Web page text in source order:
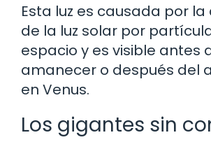
Esta luz es causada por
de la luz solar por
espacio y es visible antes
amanecer o después del
en Venus.
Los gigantes sin